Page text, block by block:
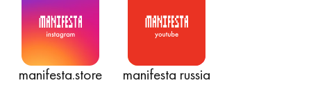
manifesta.store manifesta russia